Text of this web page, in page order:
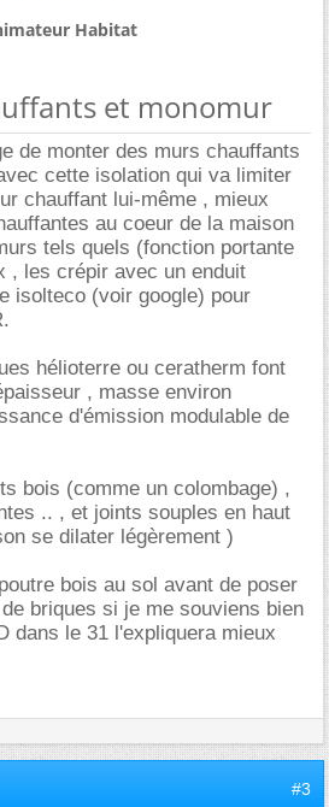
Habitat
et monomur
de monter des murs chauffants
cette isolation qui va limiter
chauffant lui-même , mieux
au coeur de la maison
tels quels (fonction portante
, les crépir avec un enduit
isolteco (voir google) pour
hélioterre ou ceratherm font
, masse environ
d'émission modulable de
bois (comme un colombage) ,
.. , et joints souples en haut
se dilater légèrement )
bois au sol avant de poser
briques si je me souviens bien
dans le 31 l'expliquera mieux
#3